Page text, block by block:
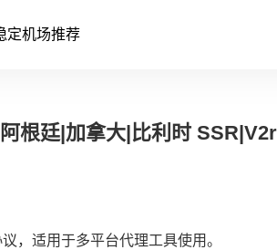
定机场推荐
根廷|加拿大|比利时
，适用于多平台代理工具使用。